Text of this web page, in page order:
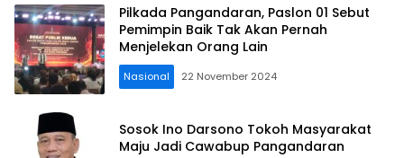
Pilkada Pangandaran, Paslon 01 Sebut
Pemimpin Baik Tak Akan Pernah
Menjelekan Orang Lain
Nasional 22 November 2024
Sosok Ino Darsono Tokoh Masyarakat
Maju Jadi Cawabup Pangandaran